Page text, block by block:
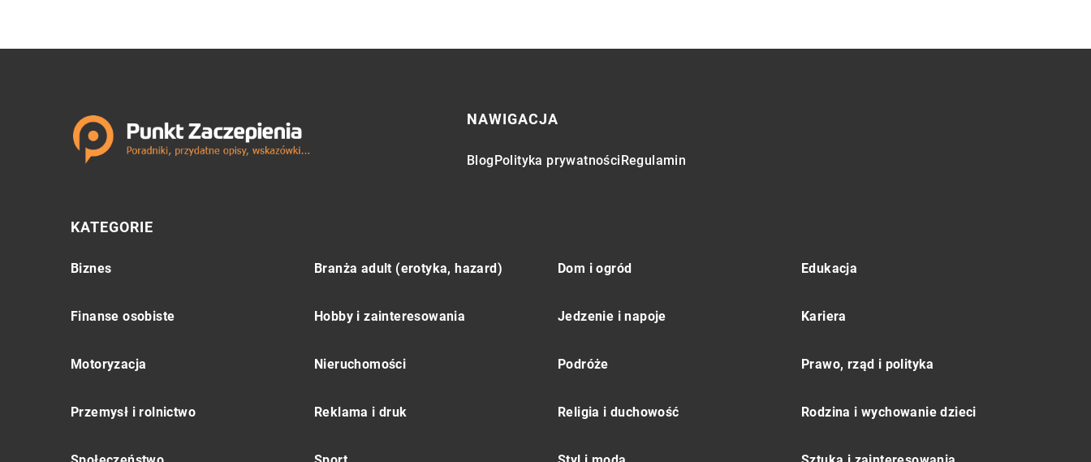
NAWIGACJA
BlogPolityka prywatnościRegulamin
KATEGORIE
Biznes Branża adult (erotyka, hazard) Dom i ogród Edukacja
Finanse osobiste Hobby i zainteresowania Jedzenie i napoje Kariera
Motoryzacja Nieruchomości Podróże Prawo, rząd i polityka
Przemysł i rolnictwo Reklama i druk Religia i duchowość Rodzina i wychowanie dzieci